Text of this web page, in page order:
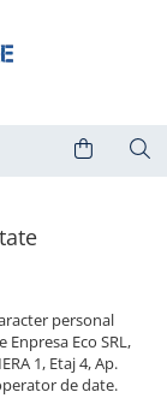
personal
Eco SRL,
1, Etaj 4, Ap.
de date.